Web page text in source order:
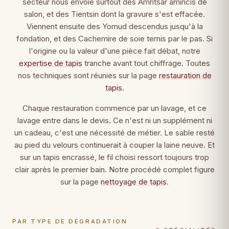
salon, et des Tientsin dont la gravure s'est effacée.
Viennent ensuite des Yomud descendus jusqu'à la
fondation, et des Cachemire de soie ternis par le pas. Si
l'origine ou la valeur d'une pièce fait débat, notre
expertise de tapis tranche avant tout chiffrage. Toutes
nos techniques sont réunies sur la page restauration de
tapis.
Chaque restauration commence par un lavage, et ce
lavage entre dans le devis. Ce n'est ni un supplément ni
un cadeau, c'est une nécessité de métier. Le sable resté
au pied du velours continuerait à couper la laine neuve. Et
sur un tapis encrassé, le fil choisi ressort toujours trop
clair après le premier bain. Notre procédé complet figure
sur la page nettoyage de tapis.
PAR TYPE DE DÉGRADATION